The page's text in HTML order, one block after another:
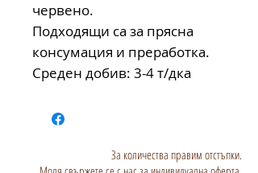
червено.
Подходящи са за прясна
консумация и преработка.
Среден добив: 3-4 т/дка
За количества правим отстъпки.